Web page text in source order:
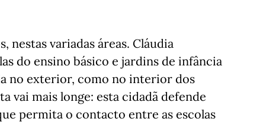
nestas variadas áreas. Cláudia
do ensino básico e jardins de infância
no exterior, como no interior dos
vai mais longe: esta cidadã defende
permita o contacto entre as escolas